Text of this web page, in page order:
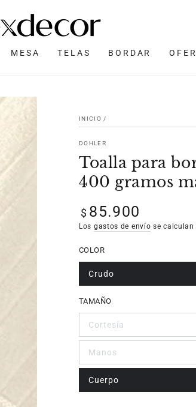
MESA TELAS BORDAR
INICIO /
DOHLER
Toalla para
400 gramos
Precio
regular
$ 85.900
Los gastos de envío se
COLOR
Crudo
TAMAÑO
Cortesía
Manos
Cuerpo